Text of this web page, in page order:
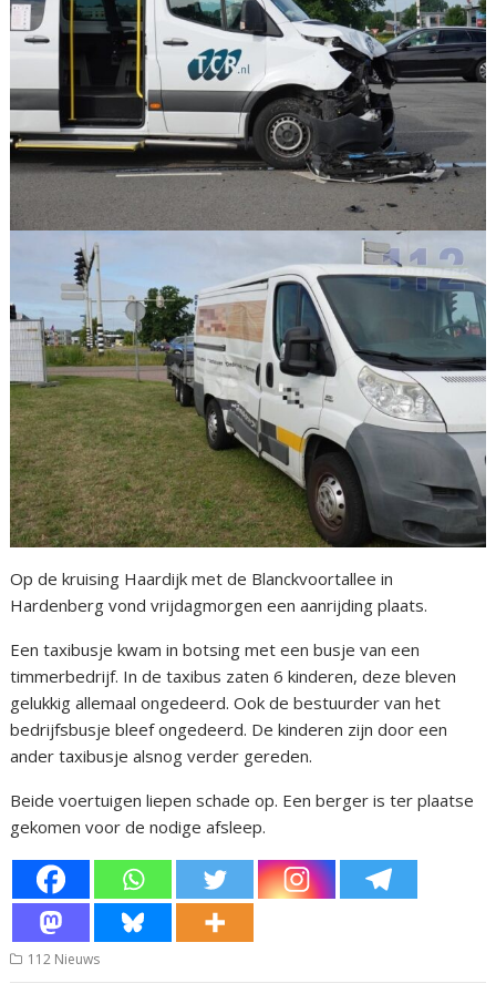
Op de kruising Haardijk met de Blanckvoortallee in
Hardenberg vond vrijdagmorgen een aanrijding plaats.
Een taxibusje kwam in botsing met een busje van een
timmerbedrijf. In de taxibus zaten 6 kinderen, deze bleven
gelukkig allemaal ongedeerd. Ook de bestuurder van het
bedrijfsbusje bleef ongedeerd. De kinderen zijn door een
ander taxibusje alsnog verder gereden.
Beide voertuigen liepen schade op. Een berger is ter plaatse
gekomen voor de nodige afsleep.
112 Nieuws